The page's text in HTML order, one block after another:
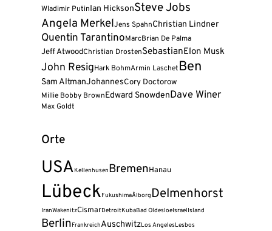
Wladimir PutinIan HicksonSteve Jobs
Angela MerkelJens SpahnChristian Lindner
Quentin TarantinoMarcBrian De Palma
Jeff AtwoodChristian DrostenSebastianElon Musk
John ResigHark BohmArmin LaschetBen
Sam AltmanJohannesCory Doctorow
Millie Bobby BrownEdward SnowdenDave Winer
Max Goldt
Orte
USAKellenhusenBremenHanau
LübeckFukushimaÅlborg Delmenhorst
IranWakenitzCismarDetroitKubaBad OldesloeIsraelIsland
BerlinFrankreichAuschwitzLos AngelesLesbos